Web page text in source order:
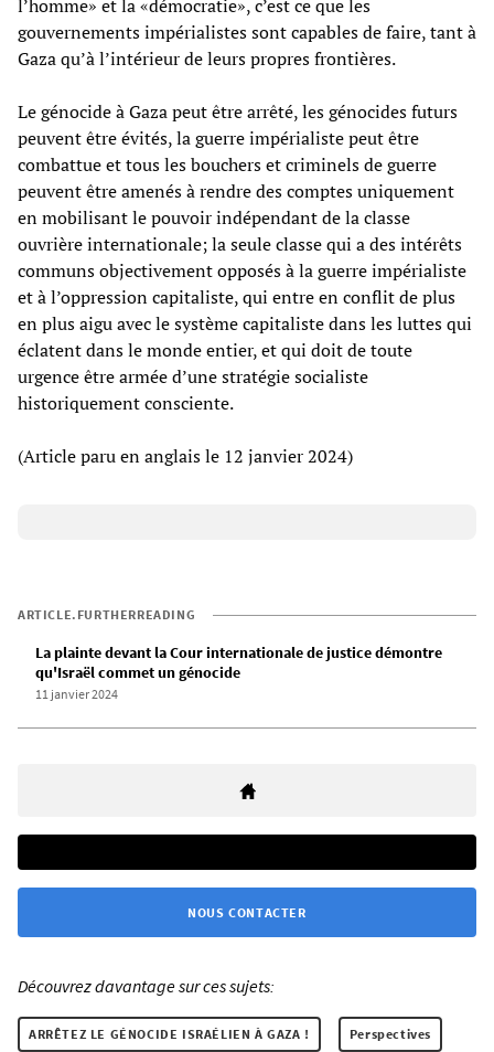
l’homme» et la «démocratie», c’est ce que les
gouvernements impérialistes sont capables de faire, tant à
Gaza qu’à l’intérieur de leurs propres frontières.
Le génocide à Gaza peut être arrêté, les génocides futurs
peuvent être évités, la guerre impérialiste peut être
combattue et tous les bouchers et criminels de guerre
peuvent être amenés à rendre des comptes uniquement
en mobilisant le pouvoir indépendant de la classe
ouvrière internationale; la seule classe qui a des intérêts
communs objectivement opposés à la guerre impérialiste
et à l’oppression capitaliste, qui entre en conflit de plus
en plus aigu avec le système capitaliste dans les luttes qui
éclatent dans le monde entier, et qui doit de toute
urgence être armée d’une stratégie socialiste
historiquement consciente.
(Article paru en anglais le 12 janvier 2024)
ARTICLE.FURTHERREADING
La plainte devant la Cour internationale de justice démontre
qu'Israël commet un génocide
11 janvier 2024
NOUS CONTACTER
Découvrez davantage sur ces sujets:
ARRÊTEZ LE GÉNOCIDE ISRAÉLIEN À GAZA ! Perspectives